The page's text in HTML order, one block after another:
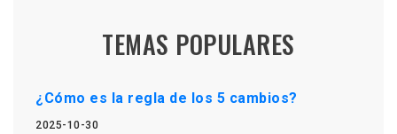
TEMAS POPULARES
¿Cómo es la regla de los 5 cambios?
2025-10-30